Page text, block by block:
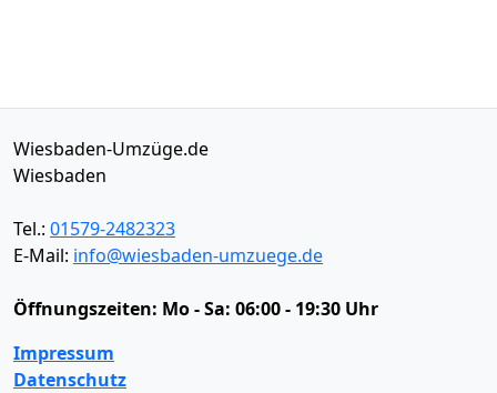
Wiesbaden-Umzüge.de
Wiesbaden
Tel.: 01579-2482323
E-Mail: info@wiesbaden-umzuege.de
Öffnungszeiten: Mo - Sa: 06:00 - 19:30 Uhr
Impressum
Datenschutz